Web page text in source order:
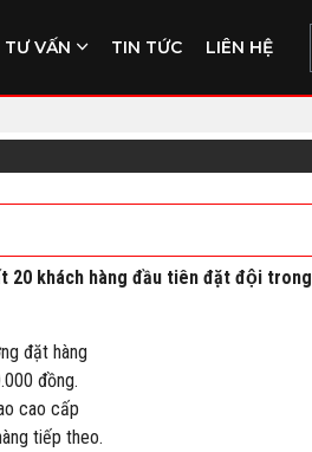
TƯ VẤN TIN TỨC LIÊN HỆ
20 khách hàng đầu tiên đặt đội trong
đặt hàng
đồng.
cao cấp
tiếp theo.